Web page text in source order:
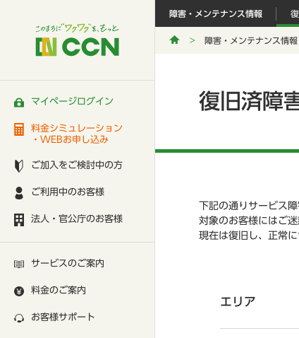
マイページログイン
料金シミュレーション
・WEBお申し込み
ご加入をご検討中の方
ご利用中のお客様
法人・官公庁のお客様
サービスのご案内
料金のご案内
お客様サポート
障害・メンテナンス情報
障害・メンテナンス情報
復旧済障
下記の通りサービス
対象のお客様にはご
現在は復旧し、正常
エリア